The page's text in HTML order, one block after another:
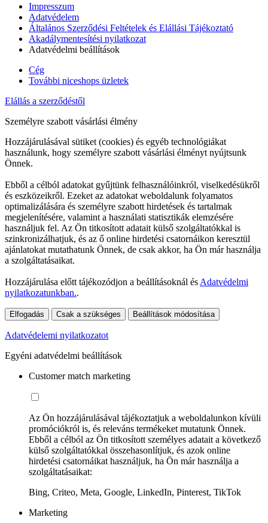
Impresszum
Adatvédelem
Általános Szerződési Feltételek és Elállási Tájékoztató
Akadálymentesítési nyilatkozat
Adatvédelmi beállítások
Cég
További niceshops üzletek
Elállás a szerződéstől
Személyre szabott vásárlási élmény
Hozzájárulásával sütiket (cookies) és egyéb technológiákat
használunk, hogy személyre szabott vásárlási élményt nyújtsunk
Önnek.
Ebből a célból adatokat gyűjtünk felhasználóinkról, viselkedésükről
és eszközeikről. Ezeket az adatokat weboldalunk folyamatos
optimalizálására és személyre szabott hirdetések és tartalmak
megjelenítésére, valamint a használati statisztikák elemzésére
használjuk fel. Az Ön titkosított adatait külső szolgáltatókkal is
szinkronizálhatjuk, és az ő online hirdetési csatornáikon keresztül
ajánlatokat mutathatunk Önnek, de csak akkor, ha Ön már használja
a szolgáltatásaikat.
Hozzájárulása előtt tájékozódjon a beállításoknál és Adatvédelmi
nyilatkozatunkban..
Elfogadás Csak a szükséges Beállítások módosítása
Adatvédelemi nyilatkozatot
Egyéni adatvédelmi beállítások
Customer match marketing
Az Ön hozzájárulásával tájékoztatjuk a weboldalunkon kívüli
promóciókról is, és releváns termékeket mutatunk Önnek.
Ebből a célból az Ön titkosított személyes adatait a következő
külső szolgáltatókkal összehasonlítjuk, és azok online
hirdetési csatornáikat használjuk, ha Ön már használja a
szolgáltatásaikat:
Bing, Criteo, Meta, Google, LinkedIn, Pinterest, TikTok
Marketing